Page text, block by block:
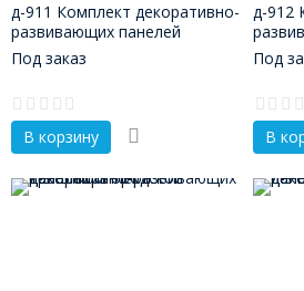
д-911 Комплект декоративно-
развивающих панелей
"Служба спасения"
Под заказ
В корзину
д-912
Под
В